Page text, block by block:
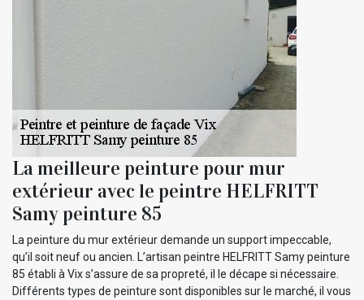
La meilleure peinture pour mur
extérieur avec le peintre HELFRITT
Samy peinture 85
La peinture du mur extérieur demande un support impeccable,
qu’il soit neuf ou ancien. L’artisan peintre HELFRITT Samy peinture
85 établi à Vix s’assure de sa propreté, il le décape si nécessaire.
Différents types de peinture sont disponibles sur le marché, il vous